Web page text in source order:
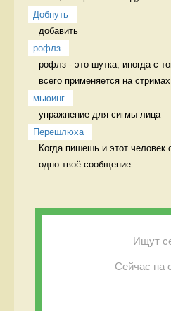
Добнуть
добавить
рофлз
рофлз - это шутка, иногда с
всего применяется на
мьюинг
упражнение для сигмы лица
Перешлюха
Когда пишешь и этот
одно твоё сообщение
Ищут
Сейчас на